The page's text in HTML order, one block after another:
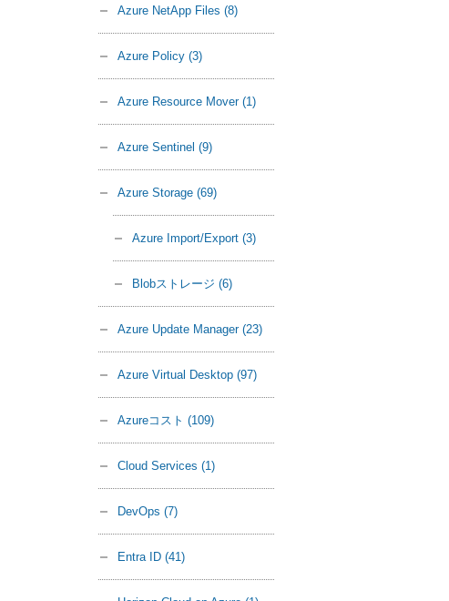
Azure NetApp Files (8)
Azure Policy (3)
Azure Resource Mover (1)
Azure Sentinel (9)
Azure Storage (69)
Azure Import/Export (3)
Blobストレージ (6)
Azure Update Manager (23)
Azure Virtual Desktop (97)
Azureコスト (109)
Cloud Services (1)
DevOps (7)
Entra ID (41)